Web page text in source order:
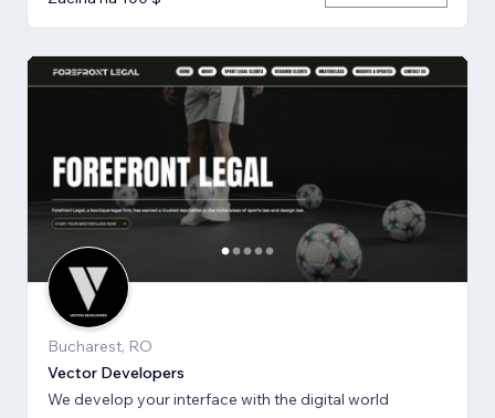
Bucharest, RO
Vector Developers
We develop your interface with the digital world